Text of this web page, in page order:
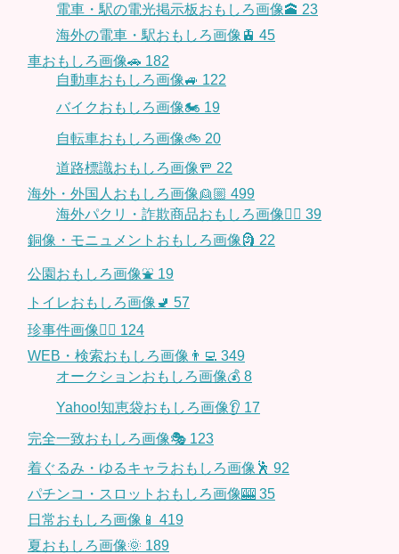
電車・駅の電光掲示板おもしろ画像🕋 23
海外の電車・駅おもしろ画像🚊 45
車おもしろ画像🚗 182
自動車おもしろ画像🚙 122
バイクおもしろ画像🏍 19
自転車おもしろ画像🚲 20
道路標識おもしろ画像🚥 22
海外・外国人おもしろ画像👱🏼 499
海外パクリ・詐欺商品おもしろ画像🙅‍♀️ 39
銅像・モニュメントおもしろ画像🗿 22
公園おもしろ画像⛲️ 19
トイレおもしろ画像🚽 57
珍事件画像👮‍♂️ 124
WEB・検索おもしろ画像👨‍💻 349
オークションおもしろ画像💰 8
Yahoo!知恵袋おもしろ画像👂 17
完全一致おもしろ画像🎭 123
着ぐるみ・ゆるキャラおもしろ画像🕺 92
パチンコ・スロットおもしろ画像🎰 35
日常おもしろ画像📱 419
夏おもしろ画像🌞 189